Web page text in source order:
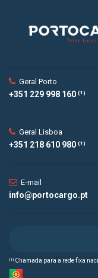
Geral Porto
+351 229 998 160 ⁽¹⁾
Geral Lisboa
+351 218 610 980 ⁽¹⁾
E-mail
info@portocargo.pt
⁽¹⁾ Chamada para a rede fixa